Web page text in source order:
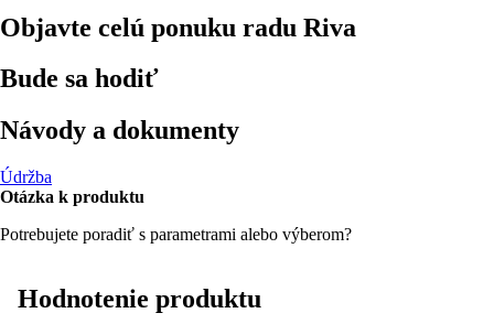
Objavte celú ponuku radu Riva
Bude sa hodiť
Návody a dokumenty
Údržba
Otázka k produktu
Potrebujete poradiť s parametrami alebo výberom?
Hodnotenie produktu